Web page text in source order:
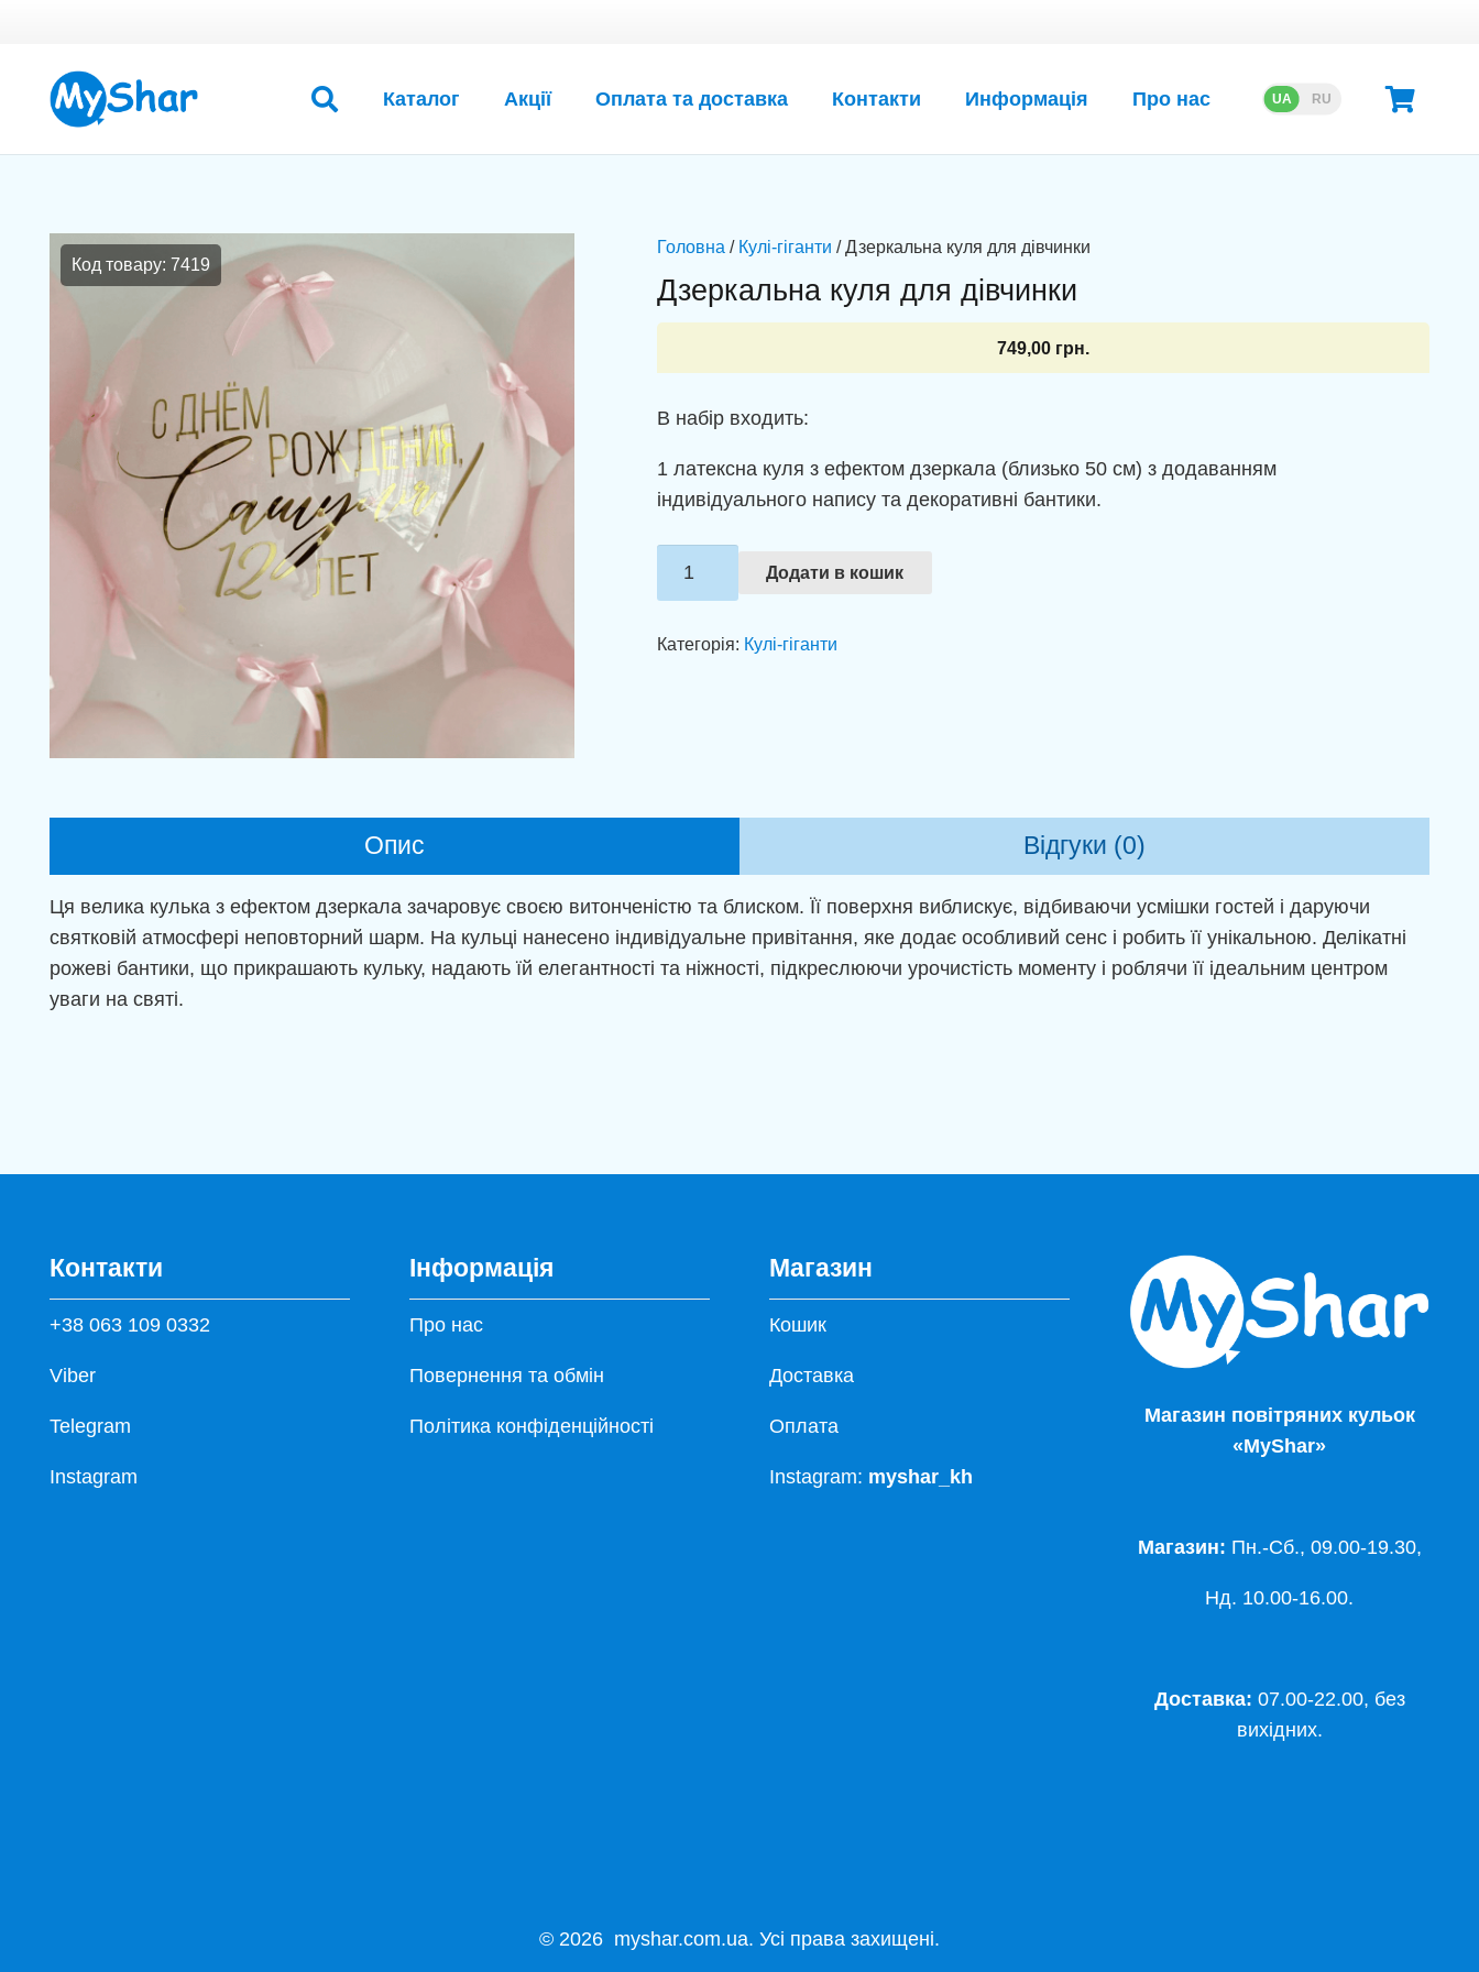
Каталог Акції Оплата та доставка Контакти Информація Про нас UA RU
Код товару: 7419
Головна / Кулі-гіганти / Дзеркальна куля для дівчинки
Дзеркальна куля для дівчинки
749,00 грн.
В набір входить:
1 латексна куля з ефектом дзеркала (близько 50 см) з додаванням
індивідуального напису та декоративні бантики.
дівчинки
Додати в кошик
Категорія: Кулі-гіганти
Опис Відгуки (0)
Ця велика кулька з ефектом дзеркала зачаровує своєю витонченістю та блиском. Її поверхня виблискує, відбиваючи усмішки гостей і даруючи
святковій атмосфері неповторний шарм. На кульці нанесено індивідуальне привітання, яке додає особливий сенс і робить її унікальною. Делікатні
рожеві бантики, що прикрашають кульку, надають їй елегантності та ніжності, підкреслюючи урочистість моменту і роблячи її ідеальним центром
уваги на святі.
Контакти
+38 063 109 0332
Viber
Telegram
Instagram
Інформація
Про нас
Повернення та обмін
Політика конфіденційності
Магазин
Кошик
Доставка
Оплата
Instagram: myshar_kh
Магазин повітряних кульок
«MyShar»
Магазин: Пн.-Сб., 09.00-19.30,
Нд. 10.00-16.00.
Доставка: 07.00-22.00, без
вихідних.
© 2026 myshar.com.ua. Усі права захищені.